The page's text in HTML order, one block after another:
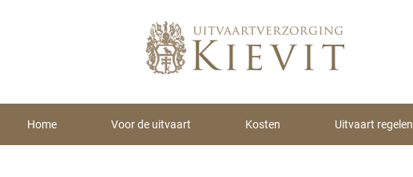
Home Voor de uitvaart Kosten Uitvaart regelen